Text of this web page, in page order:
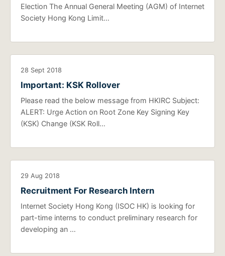
Election The Annual General Meeting (AGM) of Internet
Society Hong Kong Limit…
28 Sept 2018
Important: KSK Rollover
Please read the below message from HKIRC Subject:
ALERT: Urge Action on Root Zone Key Signing Key
(KSK) Change (KSK Roll…
29 Aug 2018
Recruitment For Research Intern
Internet Society Hong Kong (ISOC HK) is looking for
part-time interns to conduct preliminary research for
developing an …